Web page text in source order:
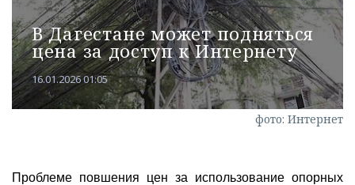
или через соц. сети
В Дагестане может подняться
цена за доступ к Интернету
16.01.2026 01:05
фото: Интернет
Проблеме повшения цен за использование опорных